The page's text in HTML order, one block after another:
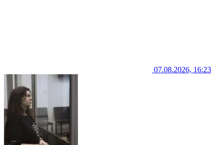
07.08.2026, 16:23